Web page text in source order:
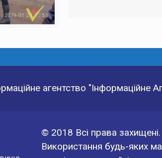
агентство "Інформаційне
© 2018 Всі права захищені.
Використання будь-яких